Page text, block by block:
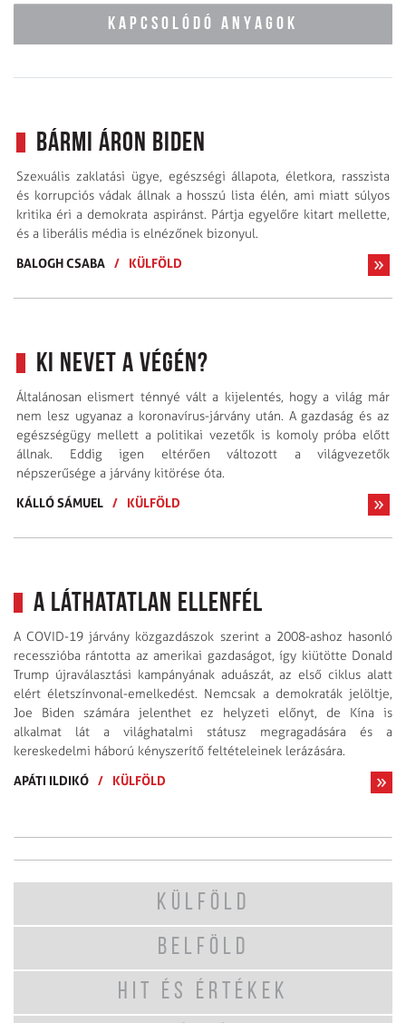
KAPCSOLÓDÓ ANYAGOK
Bármi áron Biden
Szexuális zaklatási ügye, egészségi állapota, életkora, rasszista
és korrupciós vádak állnak a hosszú lista élén, ami miatt súlyos
kritika éri a demokrata aspiránst. Pártja egyelőre kitart mellette,
és a liberális média is elnézőnek bizonyul.
BALOGH CSABA / KÜLFÖLD
Ki nevet a végén?
Általánosan elismert ténnyé vált a kijelentés, hogy a világ már
nem lesz ugyanaz a koronavírus-járvány után. A gazdaság és az
egészségügy mellett a politikai vezetők is komoly próba előtt
állnak. Eddig igen eltérően változott a világvezetők
népszerűsége a járvány kitörése óta.
KÁLLÓ SÁMUEL / KÜLFÖLD
A láthatatlan ellenfél
A COVID-19 járvány közgazdászok szerint a 2008-ashoz hasonló
recesszióba rántotta az amerikai gazdaságot, így kiütötte Donald
Trump újraválasztási kampányának aduászát, az első ciklus alatt
elért életszínvonal-emelkedést. Nemcsak a demokraták jelöltje,
Joe Biden számára jelenthet ez helyzeti előnyt, de Kína is
alkalmat lát a világhatalmi státusz megragadására és a
kereskedelmi háború kényszerítő feltételeinek lerázására.
APÁTI ILDIKÓ / KÜLFÖLD
KÜLFÖLD
BELFÖLD
HIT ÉS ÉRTÉKEK